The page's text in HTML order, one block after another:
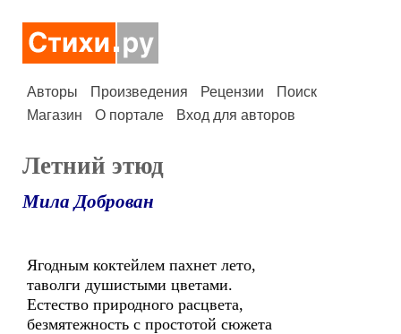
Авторы Произведения Рецензии
Поиск
Магазин
О портале Вход для авторов
Летний этюд
Мила Доброван
Ягодным коктейлем пахнет лето,
таволги душистыми цветами.
Естество природного расцвета,
безмятежность с простотой сюжета